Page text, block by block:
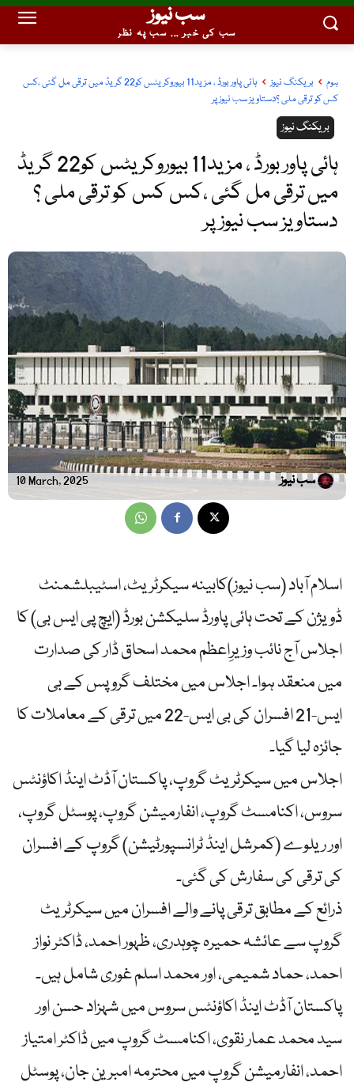
سب نیوز
سب کی خبر ... سب پہ نظر
ہوم بریکنگ نیوز
ہائی پاور بورڈ ، مزید11 بیوروکریٹس کو22 گریڈ میں ترقی مل گئی ،کس
کس کو ترقی ملی ؟دستاویز سب نیوز پر
بریکنگ نیوز
ہائی پاور بورڈ ، مزید11 بیوروکریٹس کو22 گریڈ
میں ترقی مل گئی ،کس کس کو ترقی ملی ؟
دستاویز سب نیوز پر
10 March, 2025 سب نیوز
اسلام آباد (سب نیوز)کابینہ سیکرٹریٹ، اسٹیبلشمنٹ
ڈویژن کے تحت ہائی پاورڈ سلیکشن بورڈ (ایچ پی ایس بی) کا
اجلاس آج نائب وزیرِاعظم محمد اسحاق ڈار کی صدارت
میں منعقد ہوا۔ اجلاس میں مختلف گروپس کے بی
ایس-21 افسران کی بی ایس-22 میں ترقی کے معاملات کا
جائزہ لیا گیا۔
اجلاس میں سیکرٹریٹ گروپ، پاکستان آڈٹ اینڈ اکاؤنٹس
سروس، اکنامسٹ گروپ، انفارمیشن گروپ، پوسٹل گروپ،
اور ریلوے (کمرشل اینڈ ٹرانسپورٹیشن) گروپ کے افسران
کی ترقی کی سفارش کی گئی۔
ذرائع کے مطابق ترقی پانے والے افسران میں سیکرٹریٹ
گروپ سے عائشہ حمیرہ چوہدری، ظہور احمد، ڈاکٹر نواز
احمد، حماد شمیمی، اور محمد اسلم غوری شامل ہیں۔
پاکستان آڈٹ اینڈ اکاؤنٹس سروس میں شہزاد حسن اور
سید محمد عمار نقوی، اکنامسٹ گروپ میں ڈاکٹر امتیاز
احمد، انفارمیشن گروپ میں محترمہ امبرین جان، پوسٹل